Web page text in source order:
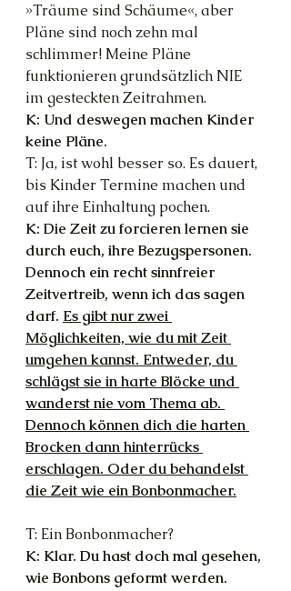
»Träume sind Schäume«, aber
Pläne sind noch zehn mal
schlimmer! Meine Pläne
funktionieren grundsätzlich NIE
im gesteckten Zeitrahmen.
K: Und deswegen machen Kinder
keine Pläne.
T: Ja, ist wohl besser so. Es dauert,
bis Kinder Termine machen und
auf ihre Einhaltung pochen.
K: Die Zeit zu forcieren lernen sie
durch euch, ihre Bezugspersonen.
Dennoch ein recht sinnfreier
Zeitvertreib, wenn ich das sagen
darf. Es gibt nur zwei
Möglichkeiten, wie du mit Zeit
umgehen kannst. Entweder, du
schlägst sie in harte Blöcke und
wanderst nie vom Thema ab.
Dennoch können dich die harten
Brocken dann hinterrücks
erschlagen. Oder du behandelst
die Zeit wie ein Bonbonmacher.
T: Ein Bonbonmacher?
K: Klar. Du hast doch mal gesehen,
wie Bonbons geformt werden.